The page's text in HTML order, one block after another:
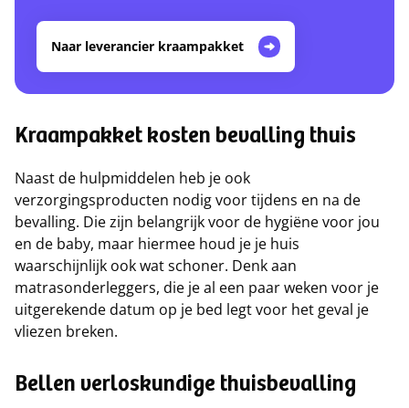
Naar leverancier kraampakket
Kraampakket kosten bevalling thuis
Naast de hulpmiddelen heb je ook
verzorgingsproducten nodig voor tijdens en na de
bevalling. Die zijn belangrijk voor de hygiëne voor jou
en de baby, maar hiermee houd je je huis
waarschijnlijk ook wat schoner. Denk aan
matrasonderleggers, die je al een paar weken voor je
uitgerekende datum op je bed legt voor het geval je
vliezen breken.
Bellen verloskundige thuisbevalling